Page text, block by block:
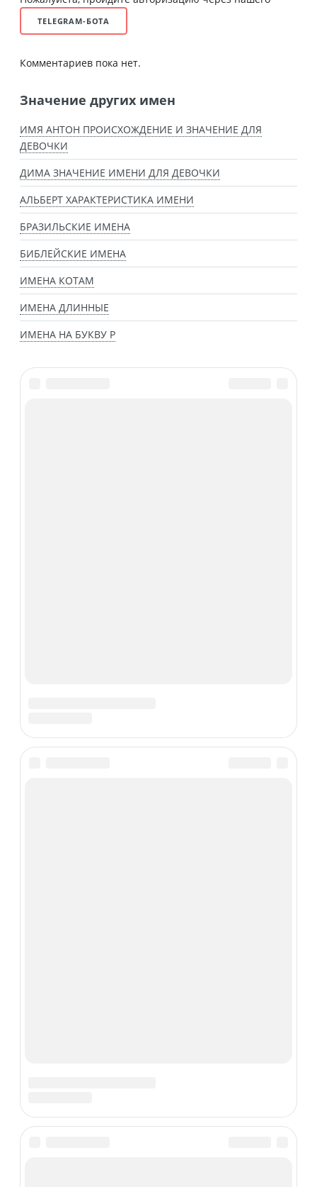
TELEGRAM-БОТА
Комментариев пока нет.
Значение других имен
ИМЯ АНТОН ПРОИСХОЖДЕНИЕ И ЗНАЧЕНИЕ ДЛЯ
ДЕВОЧКИ
ДИМА ЗНАЧЕНИЕ ИМЕНИ ДЛЯ ДЕВОЧКИ
АЛЬБЕРТ ХАРАКТЕРИСТИКА ИМЕНИ
БРАЗИЛЬСКИЕ ИМЕНА
БИБЛЕЙСКИЕ ИМЕНА
ИМЕНА КОТАМ
ИМЕНА ДЛИННЫЕ
ИМЕНА НА БУКВУ Р